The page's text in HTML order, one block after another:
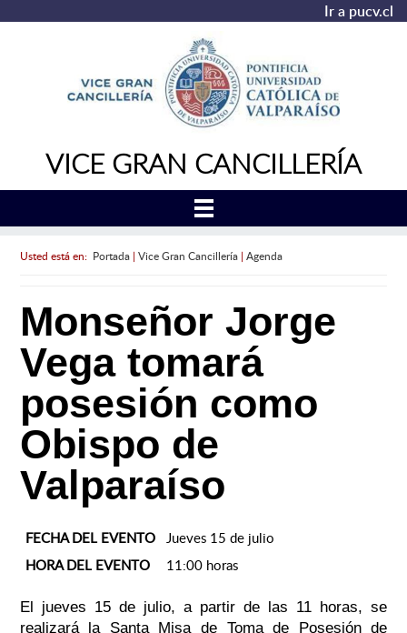
Ir a pucv.cl
VICE GRAN CANCILLERÍA
Usted está en: Portada| Vice Gran Cancillería| Agenda
Monseñor Jorge
Vega tomará
posesión como
Obispo de
Valparaíso
FECHA DEL EVENTO
Jueves 15 de julio
HORA DEL EVENTO
11:00 horas
El jueves 15 de julio, a partir de las 11 horas, se
realizará la Santa Misa de Toma de Posesión de